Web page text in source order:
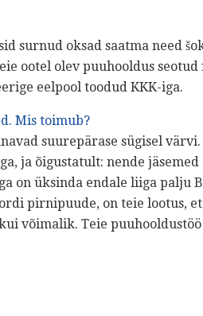
surnud oksad saatma need
ootel olev puuhooldus
eelpool toodud KKK-iga.
Mis toimub?
suurepärase sügisel
ja õigustatult: nende
on üksinda endale liiga palju
pirnipuude, on teie lootus,
võimalik. Teie